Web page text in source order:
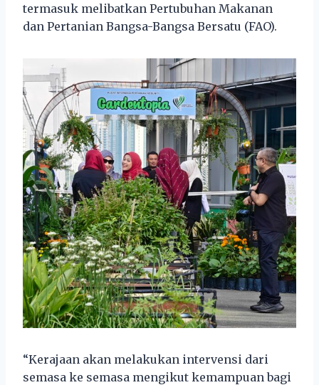
termasuk melibatkan Pertubuhan Makanan
dan Pertanian Bangsa-Bangsa Bersatu (FAO).
“Kerajaan akan melakukan intervensi dari
semasa ke semasa mengikut kemampuan bagi